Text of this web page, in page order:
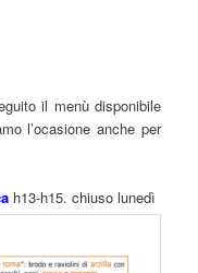
il menù disponibile
l’ocasione anche per
h13-h15. chiuso lunedì